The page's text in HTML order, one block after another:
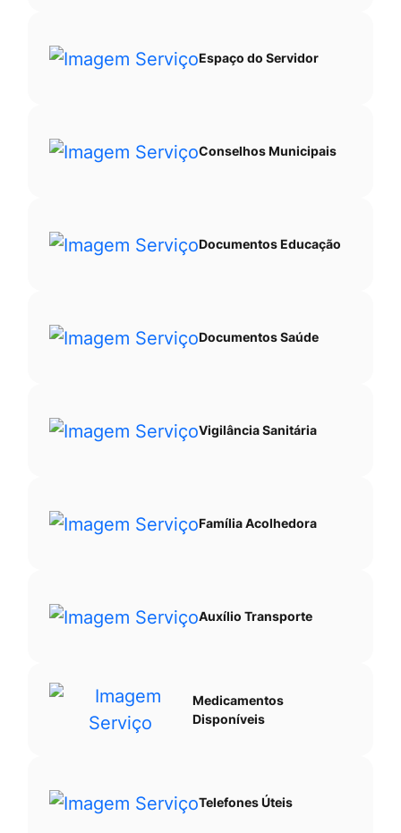
Espaço do Servidor
Conselhos Municipais
Documentos Educação
Documentos Saúde
Vigilância Sanitária
Família Acolhedora
Auxílio Transporte
Medicamentos
Disponíveis
Telefones Úteis